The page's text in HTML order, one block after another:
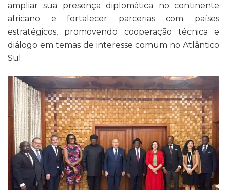
ampliar sua presença diplomática no continente
africano e fortalecer parcerias com países
estratégicos, promovendo cooperação técnica e
diálogo em temas de interesse comum no Atlântico
Sul.